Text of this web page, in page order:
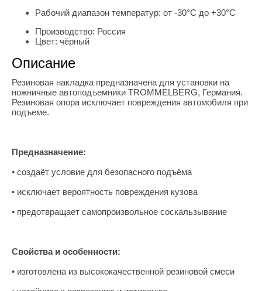
Рабочий диапазон температур: от -30°С до +30°С
Производство: Россия
Цвет: чёрный
Описание
Резиновая накладка предназначена для установки на
ножничные автоподъемники TROMMELBERG, Германия.
Резиновая опора исключает повреждения автомобиля при
подъеме.
Предназначение:
• создаёт условие для безопасного подъёма
• исключает вероятность повреждения кузова
• предотвращает самопроизвольное соскальзывание
Свойства и особенности:
• изготовлена из высококачественной резиновой смеси